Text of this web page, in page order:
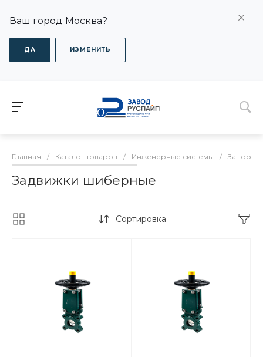
Ваш город Москва?
ДА ИЗМЕНИТЬ
Главная / Каталог товаров / Инженерные системы /
Задвижки шиберные
Сортировка